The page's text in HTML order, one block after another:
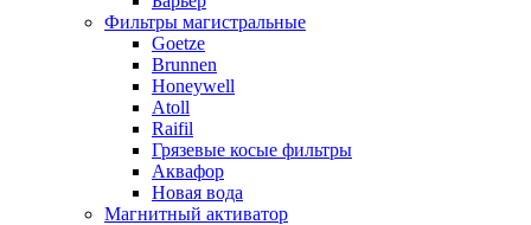
Фильтры магистральные
Goetze
Brunnen
Honeywell
Atoll
Raifil
Грязевые косые фильтры
Аквафор
Новая вода
Магнитный активатор